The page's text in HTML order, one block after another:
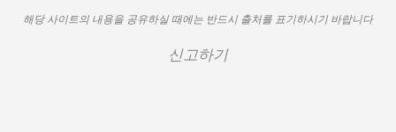
한 모바일 간편 대출 상품에 대한 안내를
가능한 곳 BEST03 1. 핀크 생활비 대출 핀
대 100만원으로 제한됩니다. 대출 기간은
1년이며, 대출금에 대해 연 15.9%의 금리
대출 기간은 3년으로 정해져 있으며, 대출
자격은 추정소득 증빙 가능한 모든 분들이
이용 가능합니다. 페퍼스 비상금대출 이외
해당 사이트의 내용을 공유하실 때에는 반드시 출처를 표기하시기 바랍니다
신고하기